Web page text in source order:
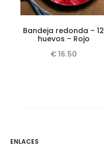
Bandeja redonda – 12
huevos – Rojo
€ 16.50
ENLACES